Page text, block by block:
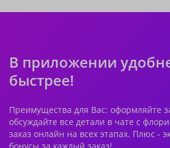
В приложении
быстрее!
Преимущества для Вас: оформляйте
обсуждайте все детали в чате с
заказ онлайн на всех этапах. Плюс -